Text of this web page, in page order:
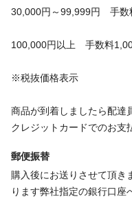
30,000円～99,999円 手数
100,000円以上 手数料
※税抜価格表示
商品が到着しましたら配達
クレジットカードでのお支
郵便振替
購入後にお送りさせて頂き
ります弊社指定の銀行口座